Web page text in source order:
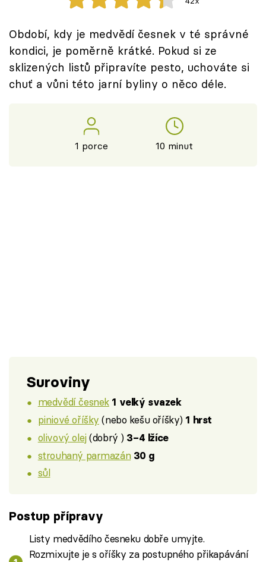
Těhotnej kuchař
Sledujte prima+
Přihlášení
Období, kdy je medvědí česnek v té správné
kondici, je poměrně krátké. Pokud si ze
sklizených listů připravíte pesto, uchováte si
chuť a vůni této jarní byliny o něco déle.
1 porce 10 minut
Suroviny
medvědí česnek 1 velký svazek
piniové oříšky (nebo kešu oříšky) 1 hrst
olivový olej(dobrý ) 3–4 lžíce
strouhaný parmazán 30 g
sůl
Postup přípravy
Listy medvědího česneku dobře umyjte.
Rozmixujte je s oříšky za postupného přikapávání